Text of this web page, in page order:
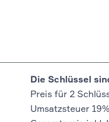
Die Schlüssel
Preis für 2
Umsatzsteuer